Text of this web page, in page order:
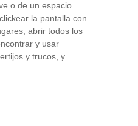
o de un espacio
la pantalla con
abrir todos los
y usar
y trucos, y